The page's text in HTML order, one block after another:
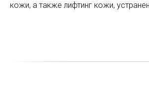
кожи, а также лифтинг кожи,